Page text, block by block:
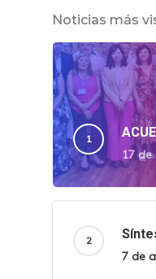
Noticias más
17 de
7 de